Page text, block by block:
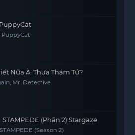
PuppyCat
Nữa À, Thưa Thám Tử?
Mr. Detective.
STAMPEDE (Phần 2) Stargaze
(Season 2)